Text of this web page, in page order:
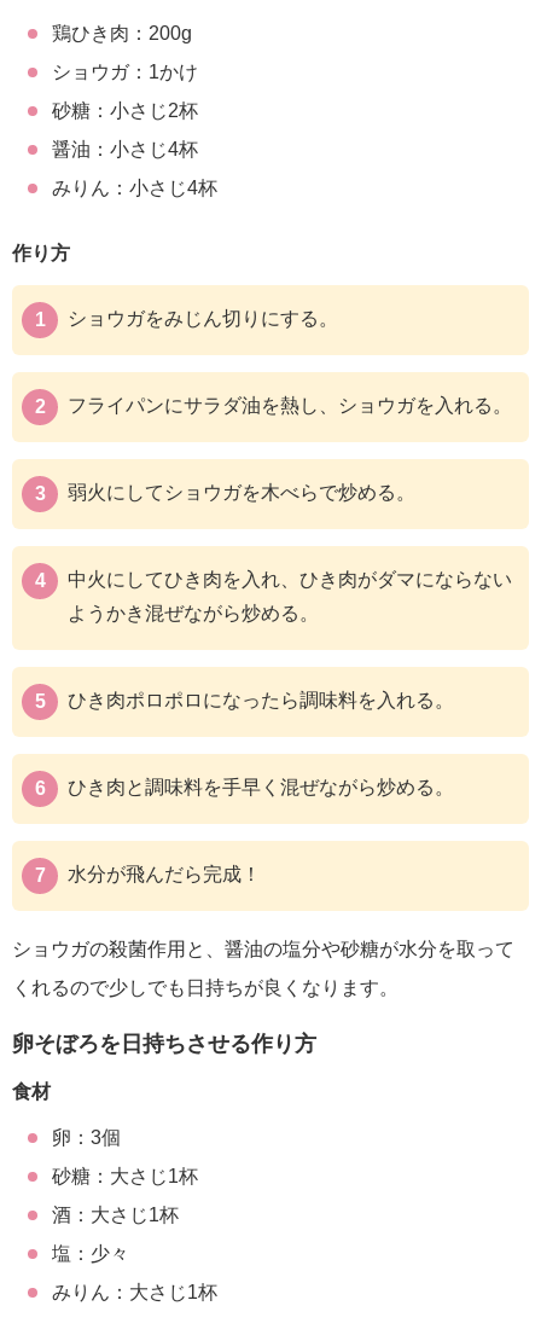
鶏ひき肉：200g
ショウガ：1かけ
砂糖：小さじ2杯
醤油：小さじ4杯
みりん：小さじ4杯
作り方
ショウガをみじん切りにする。
フライパンにサラダ油を熱し、ショウガを入れる。
弱火にしてショウガを木べらで炒める。
中火にしてひき肉を入れ、ひき肉がダマにならない
ようかき混ぜながら炒める。
ひき肉ポロポロになったら調味料を入れる。
ひき肉と調味料を手早く混ぜながら炒める。
水分が飛んだら完成！
ショウガの殺菌作用と、醤油の塩分や砂糖が水分を取って
くれるので少しでも日持ちが良くなります。
卵そぼろを日持ちさせる作り方
食材
卵：3個
砂糖：大さじ1杯
酒：大さじ1杯
塩：少々
みりん：大さじ1杯